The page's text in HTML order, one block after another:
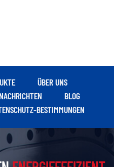
ÜBER UNS
BLOG
BESTIMMUNGEN